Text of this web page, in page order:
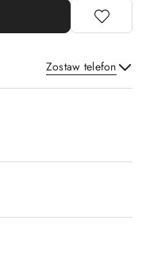
Zostaw telefon